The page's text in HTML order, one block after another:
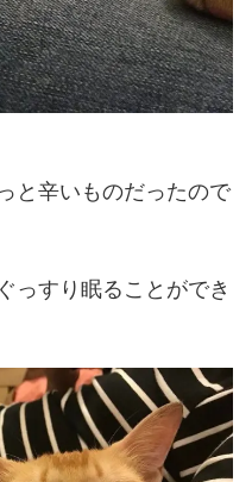
と辛いものだったので
っすり眠ることができ